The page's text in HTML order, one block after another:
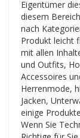
Eigentümer
diesem
nach
Produkt leicht
mit allen
und Outfits,
Accessoires
Herrenmode,
Jacken,
einige
Wenn Sie